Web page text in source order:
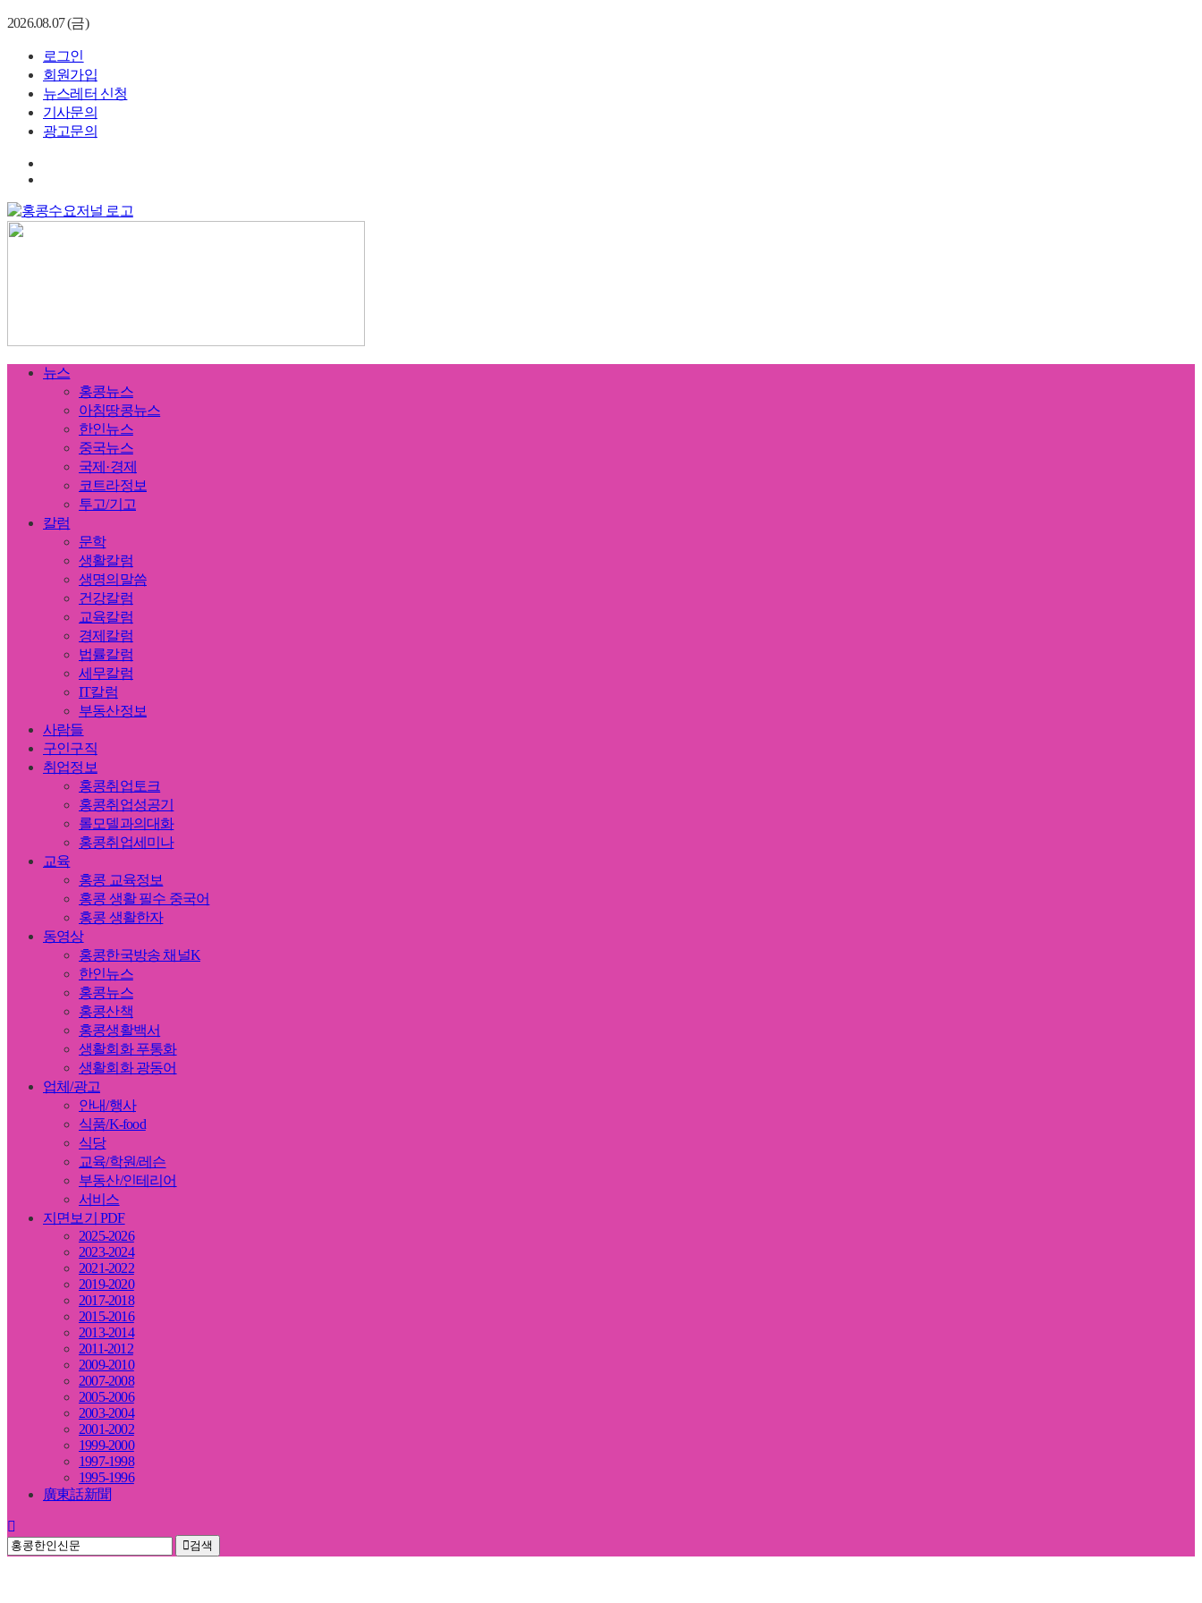
2026.08.07 (금)
로그인
회원가입
뉴스레터 신청
기사문의
광고문의
뉴스
홍콩뉴스
아침땅콩뉴스
한인뉴스
중국뉴스
국제·경제
코트라정보
투고/기고
칼럼
문학
생활칼럼
생명의말씀
건강칼럼
교육칼럼
경제칼럼
법률칼럼
세무칼럼
IT칼럼
부동산정보
사람들
구인구직
취업정보
홍콩취업토크
홍콩취업성공기
롤모델과의대화
홍콩취업세미나
교육
홍콩 교육정보
홍콩 생활 필수 중국어
홍콩 생활한자
동영상
홍콩한국방송 채널K
한인뉴스
홍콩뉴스
홍콩산책
홍콩생활백서
생활회화 푸통화
생활회화 광동어
업체/광고
안내/행사
식품/K-food
식당
교육/학원/레슨
부동산/인테리어
서비스
지면보기 PDF
2025-2026
2023-2024
2021-2022
2019-2020
2017-2018
2015-2016
2013-2014
2011-2012
2009-2010
2007-2008
2005-2006
2003-2004
2001-2002
1999-2000
1997-1998
1995-1996
廣東話新聞
검색